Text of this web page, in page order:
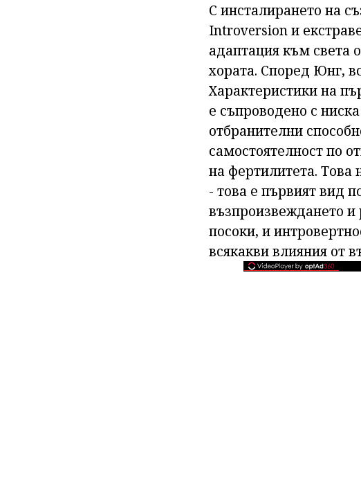
С инсталирането на
Introversion и
адаптация към света
хората. Според Юнг,
Характеристики на
е съпроводено с
отбранителни
самостоятелност по
на фертилитета. Това
- това е първият вид
възпроизвеждането и
посоки, и
всякакви влияния от